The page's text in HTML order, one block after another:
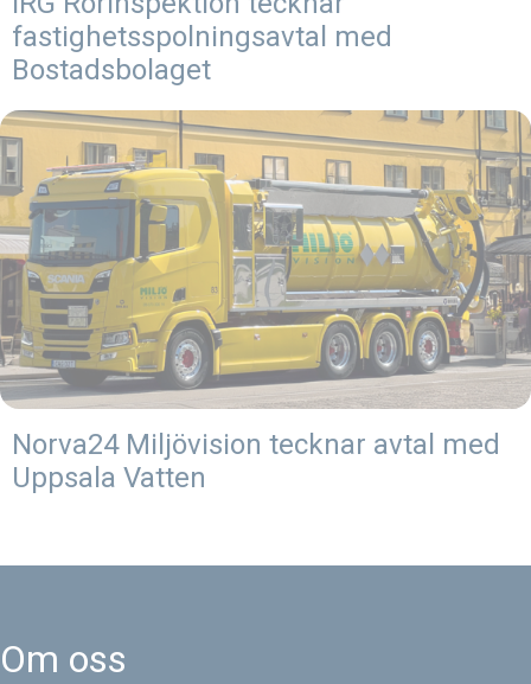
fastighetsspolningsavtal med
Bostadsbolaget
Norva24 Miljövision tecknar avtal med
Uppsala Vatten
Om oss